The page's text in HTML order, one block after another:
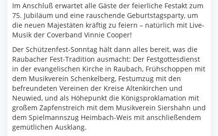
Im Anschluß erwartet alle Gäste der feierliche Festakt zum
75. Jubiläum und eine rauschende Geburtstagsparty, um
die neuen Majestäten kräftig zu feiern – natürlich mit Live-
Musik der Coverband Vinnie Cooper!
Der Schützenfest-Sonntag hält dann alles bereit, was die
Raubacher Fest-Tradition ausmacht: Der Festgottesdienst
in der evangelischen Kirche in Raubach, Frühschoppen mit
dem Musikverein Schenkelberg, Festumzug mit den
befreundeten Vereinen der Kreise Altenkirchen und
Neuwied, und als Höhepunkt die Königsproklamation mit
großem Zapfenstreich mit dem Musikverein Siershahn und
dem Spielmannszug Heimbach-Weis mit anschließendem
gemütlichen Ausklang.